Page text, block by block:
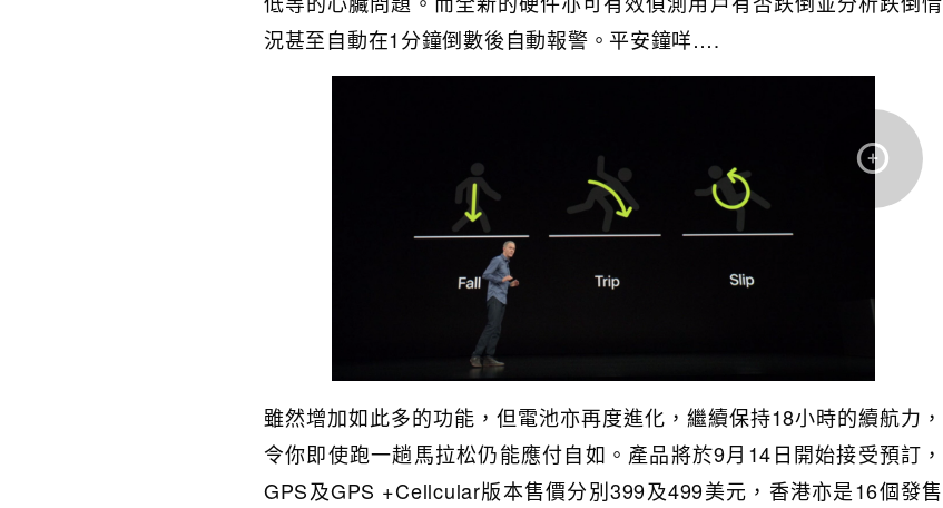
況甚至自動在1分鐘倒數後自動報警。平安鐘咩….
雖然增加如此多的功能，但電池亦再度進化，繼續保持18小時的續航力，
令你即使跑一趟馬拉松仍能應付自如。產品將於9月14日開始接受預訂，
GPS及GPS +Cellcular版本售價分別399及499美元，香港亦是16個發售